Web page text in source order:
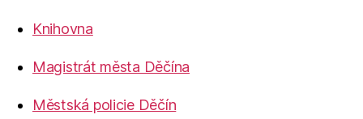
Knihovna
Magistrát města Děčína
Městská policie Děčín